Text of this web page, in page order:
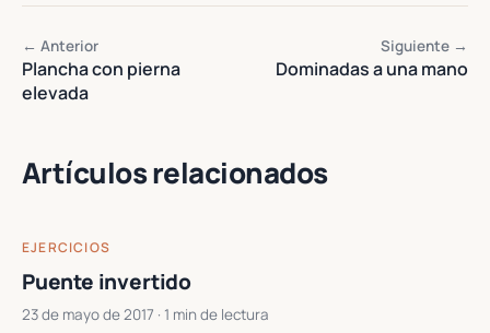
← Anterior
Plancha con pierna
elevada
Siguiente →
Dominadas a una mano
Artículos relacionados
EJERCICIOS
Puente invertido
23 de mayo de 2017 · 1 min de lectura